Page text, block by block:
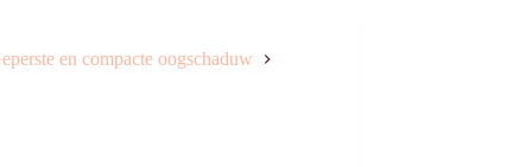
en compacte oogschaduw